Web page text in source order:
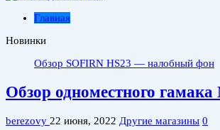
Главная
Новинки
Обзор SOFIRN HS23 — налобный
Обзор одноместного
berezovy 22 июня, 2022 Другие магазины 0